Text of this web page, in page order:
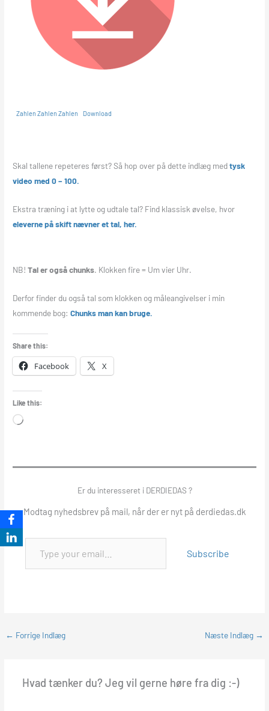
Zahlen Zahlen Zahlen Download
Skal tallene repeteres først? Så hop over på dette indlæg medtysk
video med 0 – 100.
Ekstra træning i at lytte og udtale tal? Find klassisk øvelse, hvor
eleverne på skift nævner et tal, her.
NB!Tal er også chunks. Klokken fire = Um vier Uhr.
Derfor finder du også tal som klokken og måleangivelser i min
kommende bog: Chunks man kan bruge.
Share this:
Facebook X
Like this:
Loading…
Er du interesseret i DERDIEDAS ?
Modtag nyhedsbrev på mail, når der er nyt på derdiedas.dk
Subscribe
← Forrige Indlæg Næste Indlæg →
Hvad tænker du? Jeg vil gerne høre fra dig :-)